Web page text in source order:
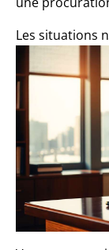
Les situations